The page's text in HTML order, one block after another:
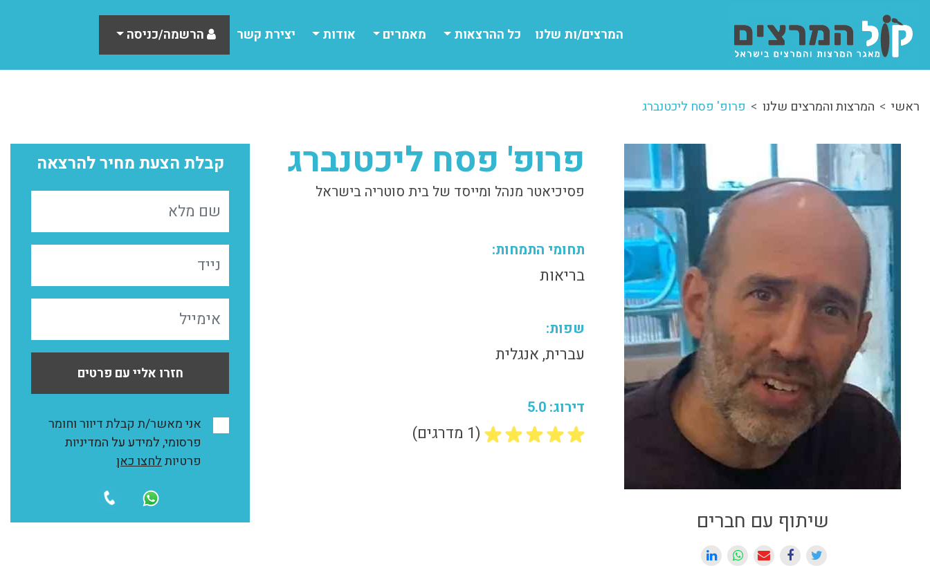
המרצים/ות שלנו כל ההרצאות מאמרים אודות יצירת קשר הרשמה/כניסה
ראשי המרצות והמרצים שלנו פרופ' פסח ליכטנברג
שיתוף עם חברים
פרופ' פסח ליכטנברג
פסיכיאטר מנהל ומייסד של בית סוטריה בישראל
תחומי התמחות:
בריאות
שפות:
עברית, אנגלית
דירוג: 5.0
(1 מדרגים)
קבלת הצעת מחיר להרצאה
חזרו אליי עם פרטים
אני מאשר/ת קבלת דיוור וחומר
פרסומי, למידע על המדיניות
פרטיותלחצו כאן